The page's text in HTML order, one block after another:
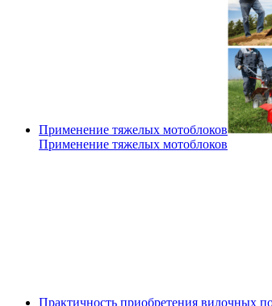
Применение тяжелых мотоблоков
Применение тяжелых мотоблоков
Практичность приобретения вилочных